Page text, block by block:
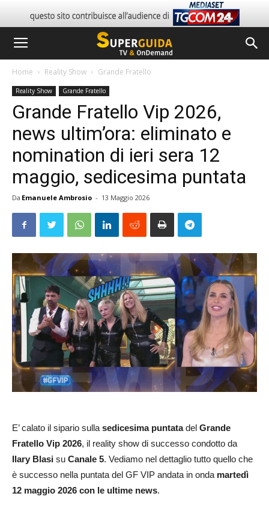
Home Reality Show Grande Fratello
Reality Show Grande Fratello
Grande Fratello Vip 2026,
news ultim’ora: eliminato e
nomination di ieri sera 12
maggio, sedicesima puntata
Da Emanuele Ambrosio - 13 Maggio 2026
E’ calato il sipario sulla sedicesima puntatadel Grande
Fratello Vip 2026, il reality show di successo condotto da
Ilary Blasi su Canale 5. Vediamo nel dettaglio tutto quello che
è successo nella puntata del GF VIP andata in onda martedì
12 maggio 2026 con le ultime news.